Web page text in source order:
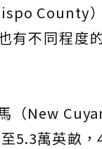
County
有不同程度
（New
5.3萬英畝